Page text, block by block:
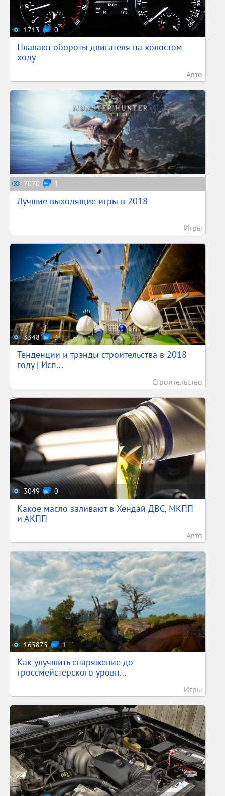
1713 0
Плавают обороты двигателя на холостом
ходу
Авто
2020 1
Лучшие выходящие игры в 2018
Игры
3348 3
Тенденции и трэнды строительства в 2018
году | Исп...
Строительство
3049 0
Какое масло заливают в Хендай ДВС, МКПП
и АКПП
Авто
165875 1
Как улучшить снаряжение до
гроссмейстерского уровн...
Игры